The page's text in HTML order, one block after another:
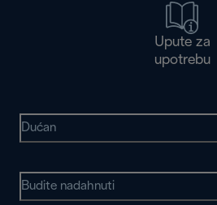
Upute za
upotrebu
Dućan
Budite nadahnuti